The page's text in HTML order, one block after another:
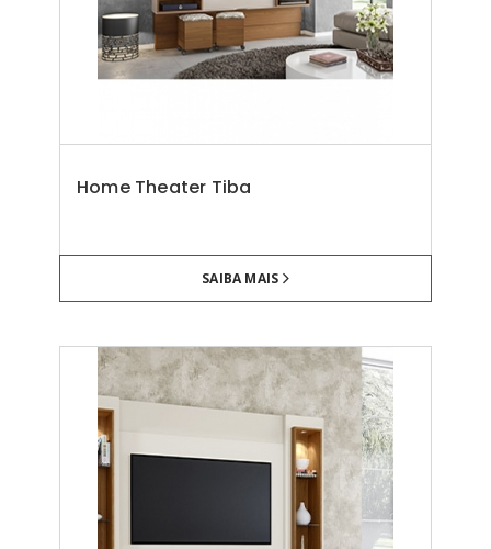
Home Theater Tiba
SAIBA MAIS